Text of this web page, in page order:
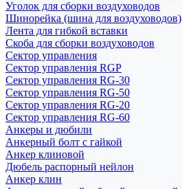
Уголок для сборки воздуховодов
Шинорейка (шина для воздуховодов)
Лента для гибкой вставки
Скоба для сборки воздуховодов
Сектор управления
Сектор управления RGP
Сектор управления RG-30
Сектор управления RG-50
Сектор управления RG-20
Сектор управления RG-60
Анкеры и дюбили
Анкерный болт с гайкой
Анкер клиновой
Дюбель распорный нейлон
Анкер клин